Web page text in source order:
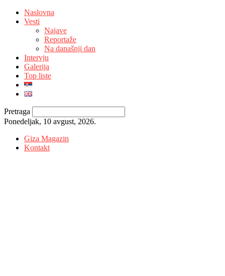
Naslovna
Vesti
Najave
Reportaže
Na današnji dan
Intervju
Galerija
Top liste
Pretraga
Ponedeljak, 10 avgust, 2026.
Giza Magazin
Kontakt